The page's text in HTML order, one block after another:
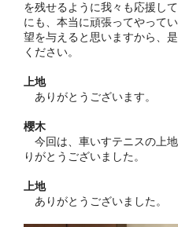
を残せるように我々も応援し
にも、本当に頑張ってやって
望を与えると思いますから、
ください。
上地
ありがとうございます。
櫻木
今回は、車いすテニスの上
りがとうございました。
上地
ありがとうございました。